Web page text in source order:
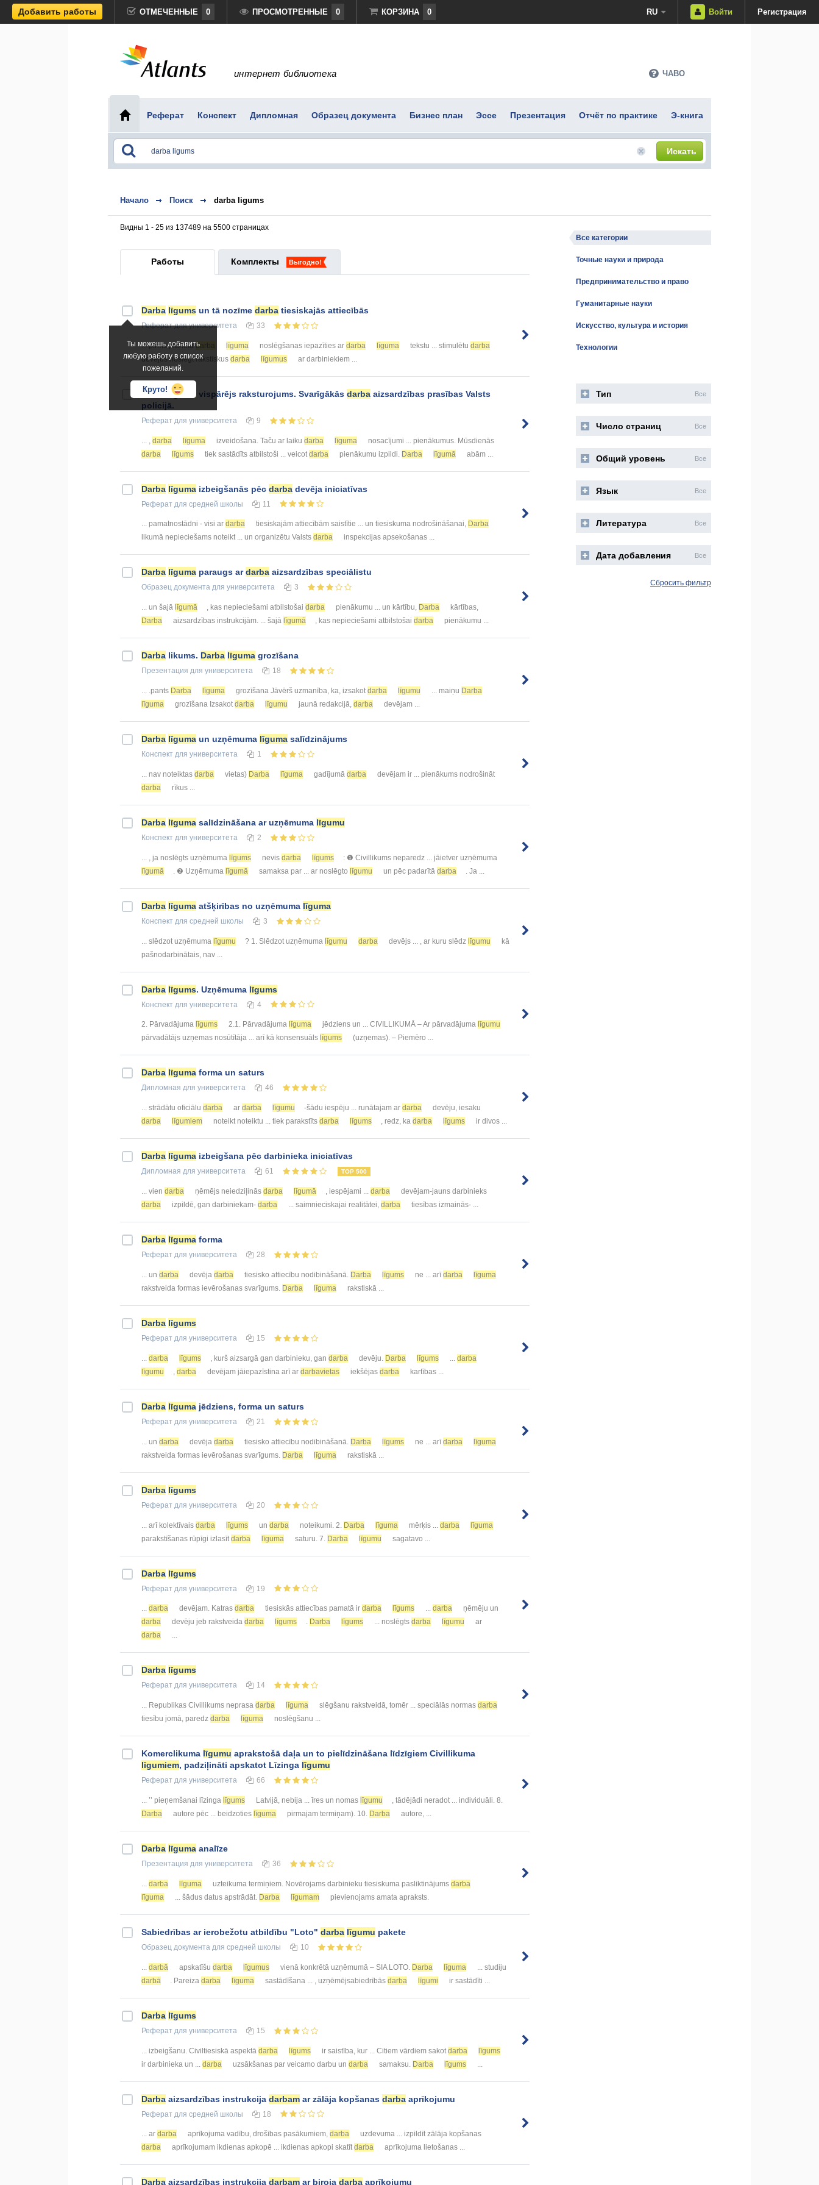
Добавить работы ОТМЕЧЕННЫЕ 0 ПРОСМОТРЕННЫЕ 0 КОРЗИНА 0 RU Войти Регистрация
интернет библиотека ЧАВО
Реферат Конспект Дипломная Образец документа Бизнес план Эссе Презентация Отчёт по практике Э-книга
Искать
Начало Поиск darba ligums
Видны 1 - 25 из 137489 на 5500 страницах
Работы Комплекты Выгодно!
Ты можешь добавить
любую работу в список
пожеланий.
Круто!
Darba līgums un tā nozīme darba tiesiskajās attiecībās
Рефератдля университета 33
... pirms plānotādarba līguma noslēgšanas iepazīties ar darba līguma tekstu ... stimulētu darba
devējus noslēgt rakstiskus darba līgumus ar darbiniekiem ...
Darba līguma vispārējs raksturojums. Svarīgākās darba aizsardzības prasības Valsts
policijā.
Реферат для университета 9
darba līguma izveidošana. Taču ar laiku darba līguma
nosacījumi ... pienākumus. Mūsdienās
darba
līgums tiek sastādīts atbilstoši ... veicot darba pienākumu izpildi. Darba līgumā abām ...
Darba līguma izbeigšanās pēc darba devēja iniciatīvas
Реферат для средней школы 11
... pamatnostādni - visi ar darba tiesiskajām attiecībām saistītie ... un tiesiskuma nodrošināšanai, Darba
likumā nepieciešams noteikt ... un organizētu Valsts darba inspekcijas apsekošanas ...
Darba līguma paraugs ardarba aizsardzības speciālistu
Образец документа для университета 3
... un šajā līgumā , kas nepieciešami atbilstošai darba pienākumu ... un kārtību, Darba
kārtības,
Darba
aizsardzības instrukcijām. ... šajā līgumā , kas nepieciešami atbilstošai darba pienākumu ...
Darba likums. Darba līguma grozīšana
Презентация для университета 18
... .pants Darba līguma grozīšana Jāvērš uzmanība, ka, izsakotdarba līgumu ... maiņu Darba
līguma
grozīšana Izsakotdarba līgumu jaunā redakcijā, darba devējam ...
Darba līguma un uzņēmuma līguma salīdzinājums
Конспект для университета 1
... nav noteiktas darba vietas) Darba līguma gadījumā darba
devējam ir ... pienākums nodrošināt
darba
rīkus ...
Darba līguma salīdzināšana ar uzņēmuma līgumu
Конспект для университета 2
... , ja noslēgts uzņēmuma līgums nevis darba līgums
: ❶ Civillikums neparedz ... jāietver uzņēmuma
līgumā
. ❷ Uzņēmuma līgumā samaksa par ... ar noslēgto līgumu un pēc padarītā darba . Ja ...
Darba līguma atšķirības no uzņēmuma līguma
Конспект для средней школы 3
... slēdzot uzņēmuma līgumu ? 1. Slēdzot uzņēmuma līgumu darba devējs ... , ar kuru slēdz līgumu
kā
pašnodarbinātais, nav ...
Darba līgums. Uzņēmuma līgums
Конспект для университета 4
2. Pārvadājuma līgums 2.1. Pārvadājuma līguma jēdziens un ... CIVILLIKUMĀ – Ar pārvadājuma līgumu
pārvadātājs uzņemas nosūtītāja ... arī kā konsensuāls līgums (uzņemas). – Piemēro ...
Darba līguma forma un saturs
Дипломная для университета 46
... strādātu oficiālu darba ar darba līgumu -šādu iespēju ... runātajam ar darba
devēju, iesaku
darba
līgumiem noteikt noteiktu ... tiek parakstīts darba līgums , redz, ka darba līgums ir divos ...
Darba līguma izbeigšana pēc darbinieka iniciatīvas
Дипломная для университета 61 TOP 500
... vien darba ņēmējs neiedziļinās darba līgumā , iespējami ... darba
devējam-jauns darbinieks
darba
izpildē, gan darbiniekam- darba ... saimnieciskajai realitātei, darba tiesības izmainās- ...
Darba līguma forma
Реферат для университета 28
... un darba devēja darba tiesisko attiecību nodibināšanā. Darba līgums ne ... arīdarba
līguma
rakstveida formas ievērošanas svarīgums. Darba līguma rakstiskā ...
Darba līgums
Реферат для университета 15
... darba līgums , kurš aizsargā gan darbinieku, gan darba devēju. Darba līgums ... darba
līgumu
, darba devējam jāiepazīstina arī ar darbavietas iekšējas darba kartības ...
Darba līguma jēdziens, forma un saturs
Реферат для университета 21
... un darba devēja darba tiesisko attiecību nodibināšanā. Darba līgums ne ... arīdarba
līguma
rakstveida formas ievērošanas svarīgums. Darba līguma rakstiskā ...
Darba līgums
Реферат для университета 20
... arī kolektīvais darba līgums un darba noteikumi. 2. Darba līguma mērķis ... darba
līguma
parakstīšanas rūpīgi izlasīt darba līguma saturu. 7. Darba līgumu sagatavo ...
Darba līgums
Реферат для университета 19
... darba devējam. Katras darba tiesiskās attiecības pamatā ir darba līgums ... darba
ņēmēju un
darba
devēju jeb rakstveida darba līgums . Darba līgums ... noslēgts darba līgumu
ar
darba
...
Darba līgums
Реферат для университета 14
... Republikas Civillikums neprasa darba līguma slēgšanu rakstveidā, tomēr ... speciālās normas darba
tiesību jomā, paredz darba līguma noslēgšanu ...
Komerclikuma līgumu aprakstošā daļa un to pielīdzināšana līdzīgiem Civillikuma
līgumiem, padziļināti apskatot Līzinga līgumu
Реферат для университета 66
... ’’ pieņemšanai līzinga līgums Latvijā, nebija ... īres un nomas līgumu
, tādējādi neradot ... individuāli. 8.
Darba
autore pēc ... beidzoties līguma pirmajam termiņam). 10. Darba autore, ...
Darba līguma analīze
Презентация для университета 36
... darba līguma uzteikuma termiņiem. Novērojams darbinieku tiesiskuma pasliktinājums darba
līguma
... šādus datus apstrādāt. Darba līgumam pievienojams amata apraksts.
Sabiedrības ar ierobežotu atbildību "Loto" darba līgumu pakete
Образец документа для средней школы 10
darbā apskatīšu darba līgumus vienā konkrētā uzņēmumā – SIA LOTO. Darba līguma
... studiju
darbā
. Pareiza darba līguma sastādīšana ... , uzņēmējsabiedrībās darba līgumi ir sastādīti ...
Darba līgums
Реферат для университета 15
... izbeigšanu. Civiltiesiskā aspektā darba līgums ir saistība, kur ... Citiem vārdiem sakot darba
līgums
ir darbinieka un ... darba uzsākšanas par veicamo darbu un darba samaksu. Darba līgums
Darba aizsardzības instrukcija darbam ar zālāja kopšanas darba aprīkojumu
Реферат для средней школы 18
... ar darba aprīkojuma vadību, drošības pasākumiem, darba
uzdevuma ... izpildīt zālāja kopšanas
darba
aprīkojumam ikdienas apkopē ... ikdienas apkopi skatītdarba aprīkojuma lietošanas ...
Darba aizsardzības instrukcija darbam ar biroja darba aprīkojumu
Все категории
Точные науки и природа
Предпринимательство и право
Гуманитарные науки
Искусство, культура и история
Технологии
Тип Все
Число страниц Все
Общий уровень Все
Язык Все
Литература Все
Дата добавления Все
Сбросить фильтр